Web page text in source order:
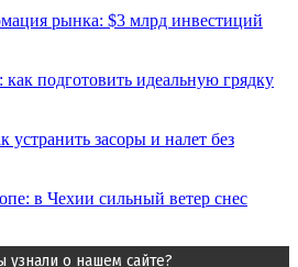
рынка: $3 млрд инвестиций
подготовить идеальную грядку
устранить засоры и налет без
в Чехии сильный ветер снес
узнали о нашем сайте?